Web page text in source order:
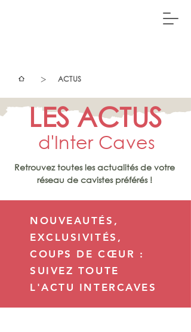
> ACTUS
LES ACTUS
d'Inter Caves
Retrouvez toutes les actualités de votre
réseau de cavistes préférés !
NOUVEAUTÉS,
EXCLUSIVITÉS,
COUPS DE CŒUR :
SUIVEZ TOUTE
L'ACTU INTERCAVES